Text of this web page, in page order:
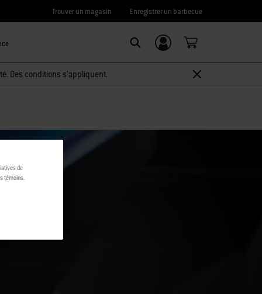
Trouver un magasin Enregistrer un barbecue
Connexion/
Inscription
Des conditions s’appliquent.
de
témoins.